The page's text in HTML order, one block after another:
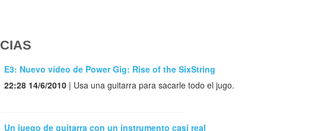
E3: Nuevo vídeo de Power Gig: Rise of the SixString
22:28 14/6/2010 | Usa una guitarra para sacarle todo el jugo.
Un juego de guitarra con un instrumento casi real